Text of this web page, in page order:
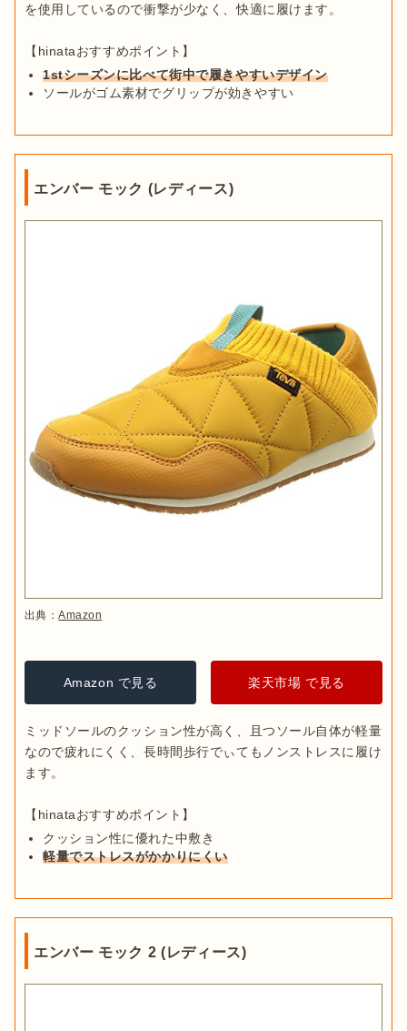
を使用しているので衝撃が少なく、快適に履けます。
1stシーズンに比べて街中で履きやすいデザイン
ソールがゴム素材でグリップが効きやすい
エンバー モック (レディース)
出典：Amazon
Amazon で見る 楽天市場 で見る
ミッドソールのクッション性が高く、且つソール自体が軽量
なので疲れにくく、長時間歩行でぃてもノンストレスに履け
ます。
クッション性に優れた中敷き
軽量でストレスがかかりにくい
エンバー モック 2 (レディース)